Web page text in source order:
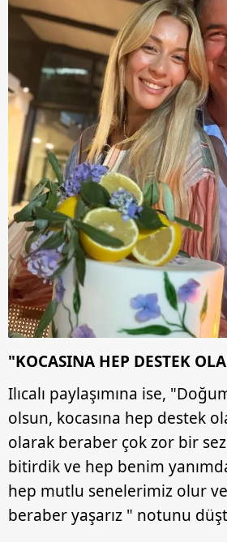
"KOCASINA HEP DESTEK
Ilıcalı paylaşımına ise,
olsun, kocasına hep destek
olarak beraber çok zor bir
bitirdik ve hep benim
hep mutlu senelerimiz olur
beraber yaşarız " notunu